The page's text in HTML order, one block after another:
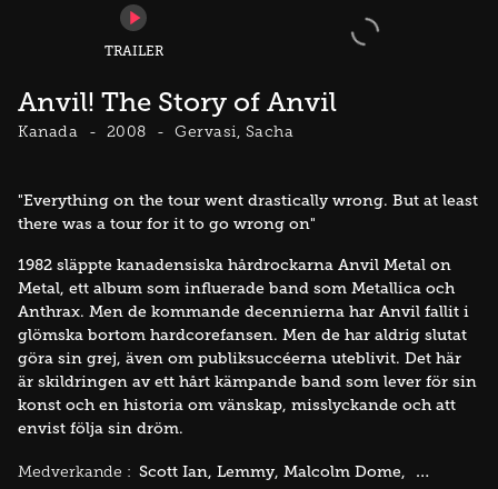
TRAILER
Anvil! The Story of Anvil
Kanada 2008 Gervasi, Sacha
"Everything on the tour went drastically wrong. But at least
there was a tour for it to go wrong on"
1982 släppte kanadensiska hårdrockarna Anvil Metal on
Metal, ett album som influerade band som Metallica och
Anthrax. Men de kommande decennierna har Anvil fallit i
glömska bortom hardcorefansen. Men de har aldrig slutat
göra sin grej, även om publiksuccéerna uteblivit. Det här
är skildringen av ett hårt kämpande band som lever för sin
konst och en historia om vänskap, misslyckande och att
envist följa sin dröm.
Medverkande : Scott Ian Lemmy Malcolm Dome Lars Ulrich